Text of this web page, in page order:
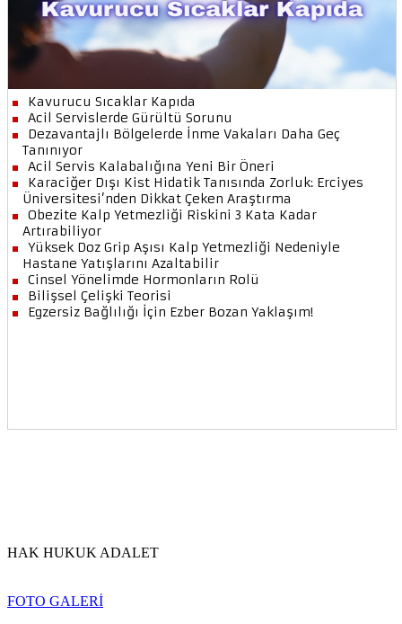
HAK HUKUK ADALET
FOTO GALERİ